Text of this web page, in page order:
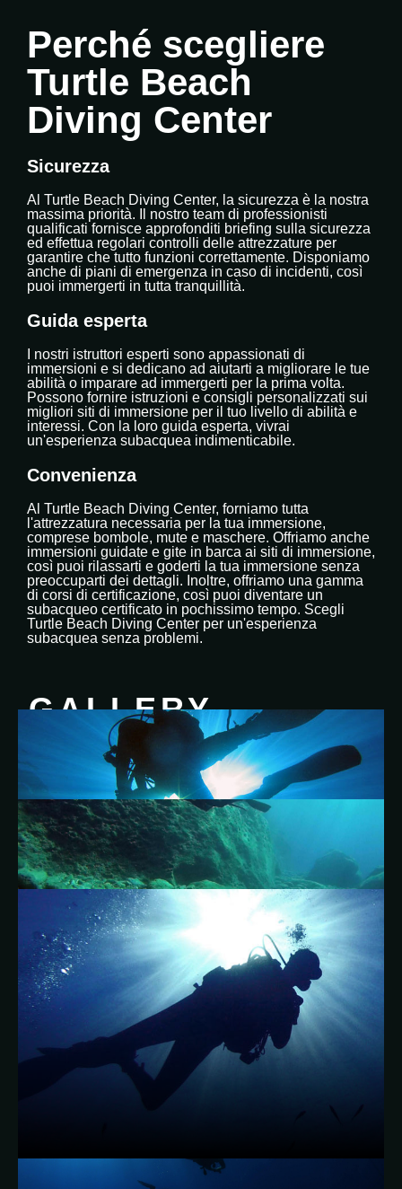
Perché scegliere
Turtle Beach
Diving Center
Sicurezza
Al Turtle Beach Diving Center, la sicurezza è la nostra
massima priorità. Il nostro team di professionisti
qualificati fornisce approfonditi briefing sulla sicurezza
ed effettua regolari controlli delle attrezzature per
garantire che tutto funzioni correttamente. Disponiamo
anche di piani di emergenza in caso di incidenti, così
puoi immergerti in tutta tranquillità.
Guida esperta
I nostri istruttori esperti sono appassionati di
immersioni e si dedicano ad aiutarti a migliorare le tue
abilità o imparare ad immergerti per la prima volta.
Possono fornire istruzioni e consigli personalizzati sui
migliori siti di immersione per il tuo livello di abilità e
interessi. Con la loro guida esperta, vivrai
un'esperienza subacquea indimenticabile.
Convenienza
Al Turtle Beach Diving Center, forniamo tutta
l'attrezzatura necessaria per la tua immersione,
comprese bombole, mute e maschere. Offriamo anche
immersioni guidate e gite in barca ai siti di immersione,
così puoi rilassarti e goderti la tua immersione senza
preoccuparti dei dettagli. Inoltre, offriamo una gamma
di corsi di certificazione, così puoi diventare un
subacqueo certificato in pochissimo tempo. Scegli
Turtle Beach Diving Center per un'esperienza
subacquea senza problemi.
GALLERY